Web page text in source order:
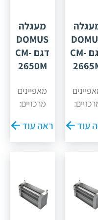
דגם CM-
2,600 מ"מ
מערכת
חימום
עוד
מעגלה
DOMUS
דגם CM-
2650M
מאפיינים
מרכזיים:
עבודה:
2,600 מ"מ
מערכת
חימום
ראה עוד